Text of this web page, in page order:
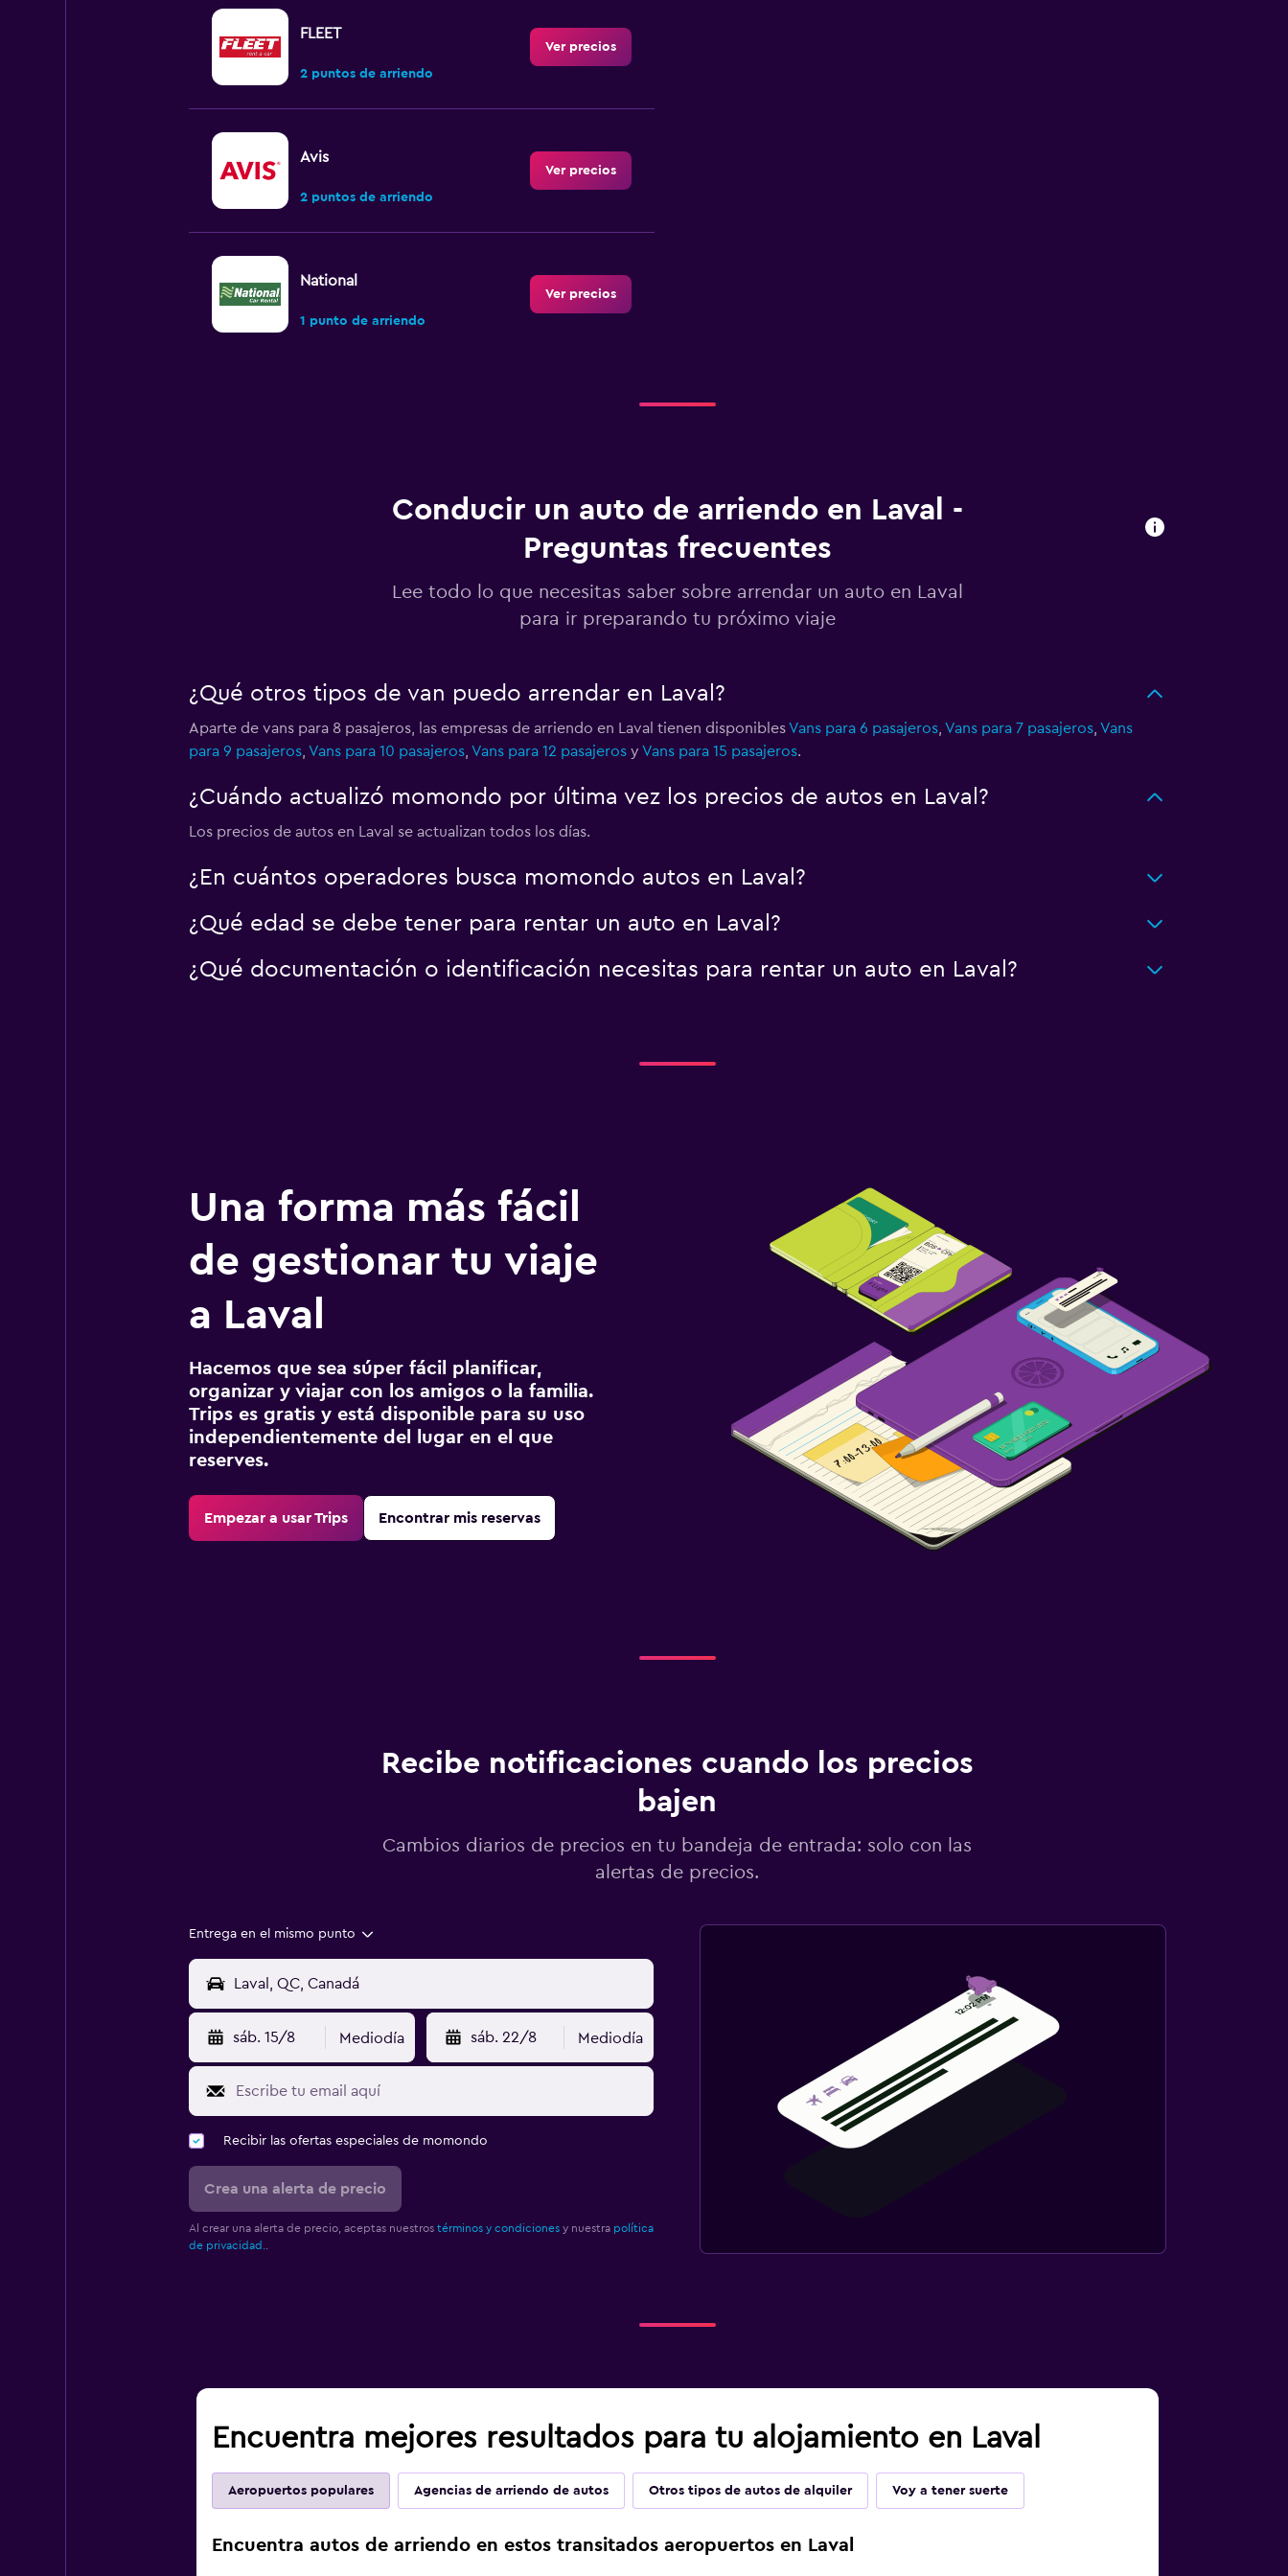
FLEET
2 puntos de arriendo
Ver precios
Avis
2 puntos de arriendo
Ver precios
National
1 punto de arriendo
Ver precios
Ver precios
4 puntos de arriendo
Ver precios
Conducir un auto de arriendo en Laval -
Preguntas frecuentes
Lee todo lo que necesitas saber sobre arrendar un auto en Laval
para ir preparando tu próximo viaje
¿Qué otros tipos de van puedo arrendar en Laval?
Aparte de vans para 8 pasajeros, las empresas de arriendo en Laval tienen disponiblesVans para 6 pasajeros, Vans para 7 pasajeros, Vans
para 9 pasajeros, Vans para 10 pasajeros, Vans para 12 pasajerosy Vans para 15 pasajeros.
¿Cuándo actualizó momondo por última vez los precios de autos en Laval?
Los precios de autos en Laval se actualizan todos los días.
¿En cuántos operadores busca momondo autos en Laval?
¿Qué edad se debe tener para rentar un auto en Laval?
¿Qué documentación o identificación necesitas para rentar un auto en Laval?
Una forma más fácil
de gestionar tu viaje
a Laval
Hacemos que sea súper fácil planificar,
organizar y viajar con los amigos o la familia.
Trips es gratis y está disponible para su uso
independientemente del lugar en el que
reserves.
Empezar a usar Trips Encontrar mis reservas
Recibe notificaciones cuando los precios
bajen
Cambios diarios de precios en tu bandeja de entrada: solo con las
alertas de precios.
Entrega en el mismo punto
sáb. 15/8 Mediodía sáb. 22/8 Mediodía
Recibir las ofertas especiales de momondo
Crea una alerta de precio
Al crear una alerta de precio, aceptas nuestros términos y condicionesy nuestra política
de privacidad.
Encuentra mejores resultados para tu alojamiento en Laval
Aeropuertos populares Agencias de arriendo de autos Otros tipos de autos de alquiler Voy a tener suerte
Encuentra autos de arriendo en estos transitados aeropuertos en Laval